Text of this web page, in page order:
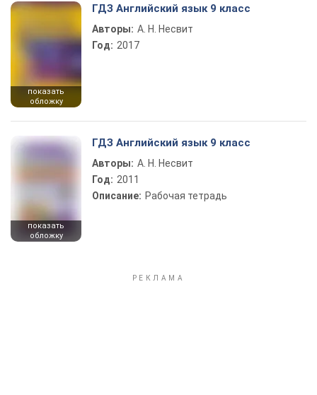
показать
обложку
ГДЗ Английский язык 9 класс
Авторы: А. Н. Несвит
Год: 2017
показать
обложку
ГДЗ Английский язык 9 класс
Авторы: А. Н. Несвит
Год: 2011
Описание: Рабочая тетрадь